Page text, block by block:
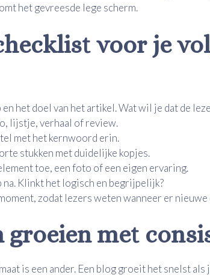
het gevreesde lege scherm.
voor je
het doel van het artikel. Wat wil je dat de
lijstje, verhaal of review.
met het kernwoord erin.
stukken met duidelijke kopjes.
toe, een foto of een eigen ervaring.
na. Klinkt het logisch en begrijpelijk?
zodat lezers weten wanneer er
groeien met
is een ander. Een blog groeit het snelst als